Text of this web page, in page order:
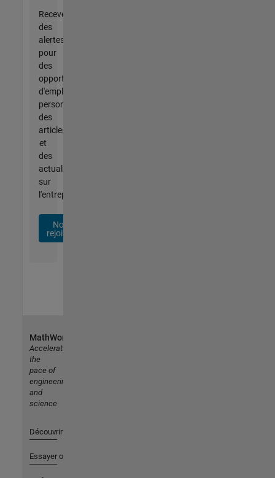
Recevez
des
alertes
pour
des
opportunités
d'emploi
personnalisées,
des
articles
et
des
actualités
sur
l'entreprise.
Nous
rejoindre
MathWorks
Accelerating
the
pace of
engineering
and
science
Découvrir les produits
Essayer ou acheter